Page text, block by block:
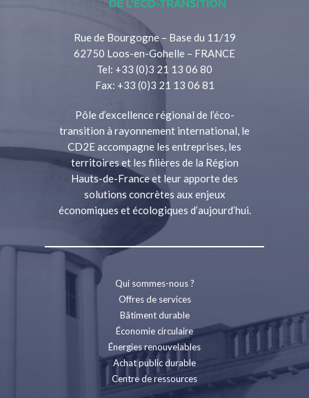
Rue de Bourgogne – Base du 11/19
62750 Loos-en-Gohelle – FRANCE
Tel: +33 (0)3 21 13 06 80
Fax: +33 (0)3 21 13 06 81
Pôle d’excellence régional de l’éco-
transition à rayonnement international, le
CD2E accompagne les entreprises, les
territoires et les filières de la Région
Hauts-de-France et leur apporte des
solutions concrètes aux enjeux
économiques et écologiques d’aujourd’hui.
Qui sommes-nous ?
Offres de services
Bâtiment durable
Économie circulaire
Énergies renouvelables
Achat public durable
Centre de ressources